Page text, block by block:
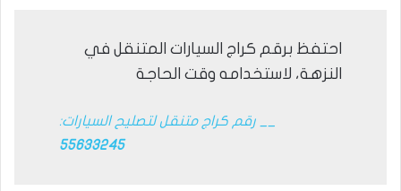
احتفظ برقم كراج السيارات المتنقل في
النزهة، لاستخدامه وقت الحاجة
__ رقم كراج متنقل لتصليح السيارات:
55633245